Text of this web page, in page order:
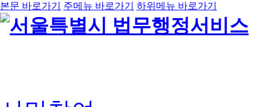
본문 바로가기 주메뉴 바로가기 하위메뉴 바로가기